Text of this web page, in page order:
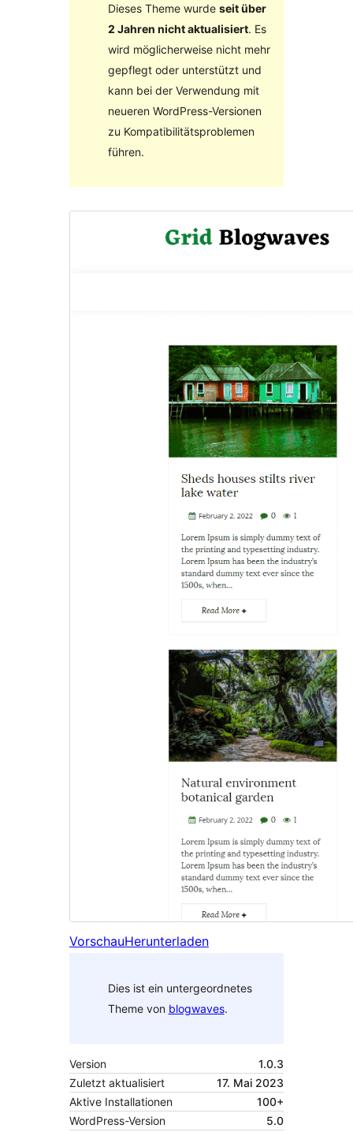
Dieses Theme wurde seit über
2 Jahren nicht aktualisiert. Es
wird möglicherweise nicht mehr
gepflegt oder unterstützt und
kann bei der Verwendung mit
neueren WordPress-Versionen
zu Kompatibilitätsproblemen
führen.
VorschauHerunterladen
Dies ist ein untergeordnetes
Theme von blogwaves.
Version
1.0.3
Zuletzt aktualisiert
17. Mai 2023
Aktive Installationen
100+
WordPress-Version
5.0